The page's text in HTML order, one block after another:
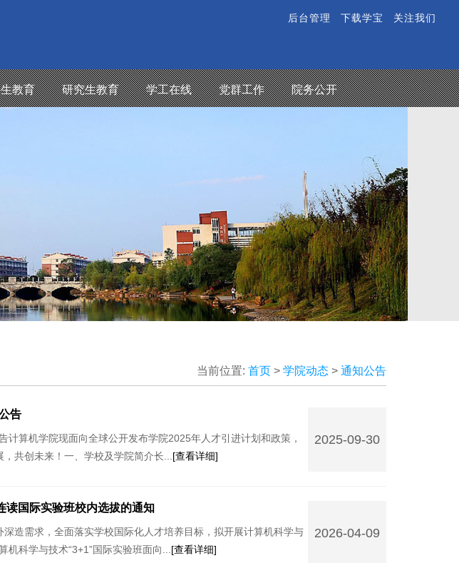
后台管理 下载学宝 关注我们
教育 研究生教育 学工在线 党群工作 院务公开
当前位置: 首页 > 学院动态 > 通知公告
告
算机学院现面向全球公开发布学院2025年人才引进计划和政策，
共创未来！一、学校及学院简介长... [查看详细]
2025-09-30
读国际实验班校内选拔的通知
造需求，全面落实学校国际化人才培养目标，拟开展计算机科学与
科学与技术“3+1”国际实验班面向... [查看详细]
2026-04-09